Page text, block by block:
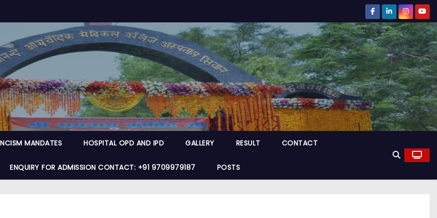
NCISM MANDATES HOSPITAL OPD AND IPD GALLERY RESULT CONTACT
ENQUIRY FOR ADMISSION CONTACT: +91 9709979187 POSTS